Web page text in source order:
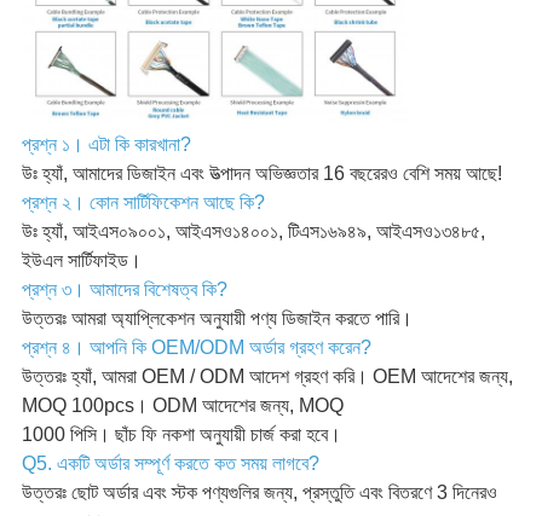
প্রশ্ন ১। এটা কি কারখানা?
উঃ হ্যাঁ, আমাদের ডিজাইন এবং উত্পাদন অভিজ্ঞতার 16 বছরেরও বেশি সময় আছে!
প্রশ্ন ২। কোন সার্টিফিকেশন আছে কি?
উঃ হ্যাঁ, আইএস০৯০০১, আইএসও১৪০০১, টিএস১৬৯৪৯, আইএসও১৩৪৮৫,
ইউএল সার্টিফাইড।
প্রশ্ন ৩। আমাদের বিশেষত্ব কি?
উত্তরঃ আমরা অ্যাপ্লিকেশন অনুযায়ী পণ্য ডিজাইন করতে পারি।
প্রশ্ন ৪। আপনি কি OEM/ODM অর্ডার গ্রহণ করেন?
উত্তরঃ হ্যাঁ, আমরা OEM / ODM আদেশ গ্রহণ করি। OEM আদেশের জন্য,
MOQ 100pcs। ODM আদেশের জন্য, MOQ
1000 পিসি। ছাঁচ ফি নকশা অনুযায়ী চার্জ করা হবে।
Q5. একটি অর্ডার সম্পূর্ণ করতে কত সময় লাগবে?
উত্তরঃ ছোট অর্ডার এবং স্টক পণ্যগুলির জন্য, প্রস্তুতি এবং বিতরণে 3 দিনেরও